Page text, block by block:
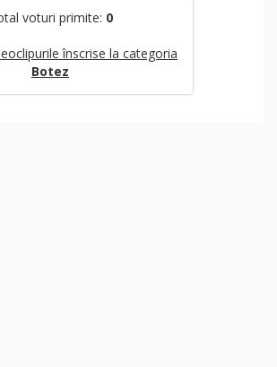
voturi primite: 0
înscrise la categoria
Botez